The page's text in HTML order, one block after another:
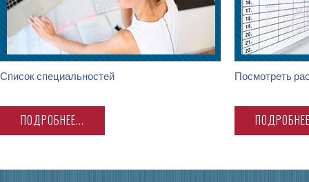
Список специальностей
ПОДРОБНЕЕ...
Посмотреть